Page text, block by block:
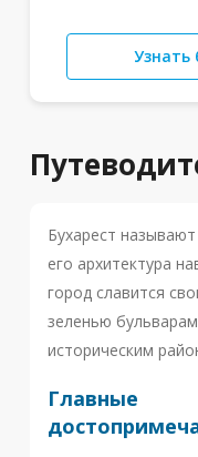
Узнать
Бухарест
его архитектура
город славится
зеленью
историческим
Главные